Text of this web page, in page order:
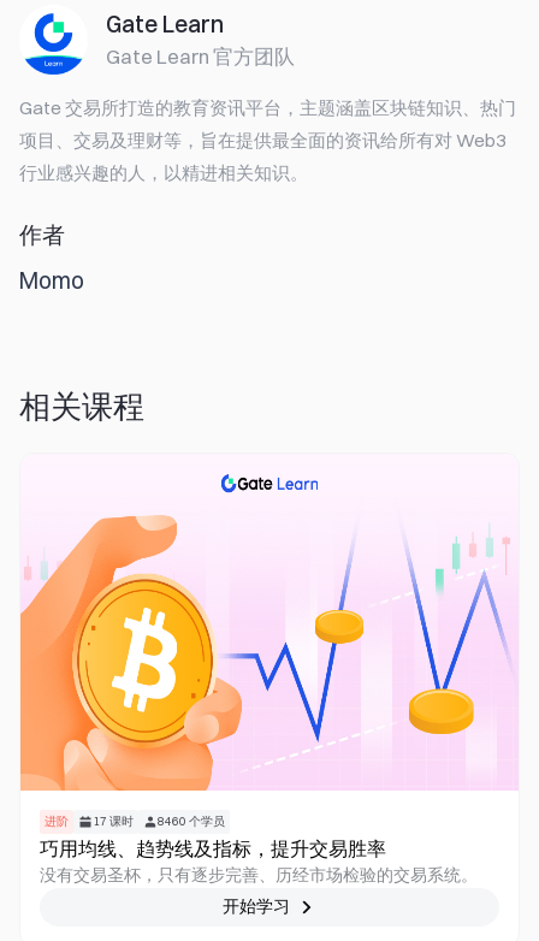
Gate Learn
Gate Learn 官方团队
Gate 交易所打造的教育资讯平台，主题涵盖区块链知识、热门
项目、交易及理财等，旨在提供最全面的资讯给所有对 Web3
行业感兴趣的人，以精进相关知识。
作者
Momo
相关课程
进阶 17 课时 8460 个学员
巧用均线、趋势线及指标，提升交易胜率
没有交易圣杯，只有逐步完善、历经市场检验的交易系统。
开始学习